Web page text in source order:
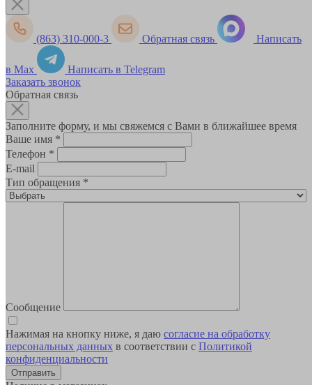
(863) 310-000-3 Обратная связь Написать
в Max
Написать в Telegram
Заказать звонок
Обратная связь
Заполните форму, и мы свяжемся с Вами в ближайшее время
Ваше имя *
Телефон *
E-mail
Тип обращения *
Сообщение
Нажимая на кнопку ниже, я даю согласие на обработку
персональных данных в соответствии с Политикой
конфиденциальности